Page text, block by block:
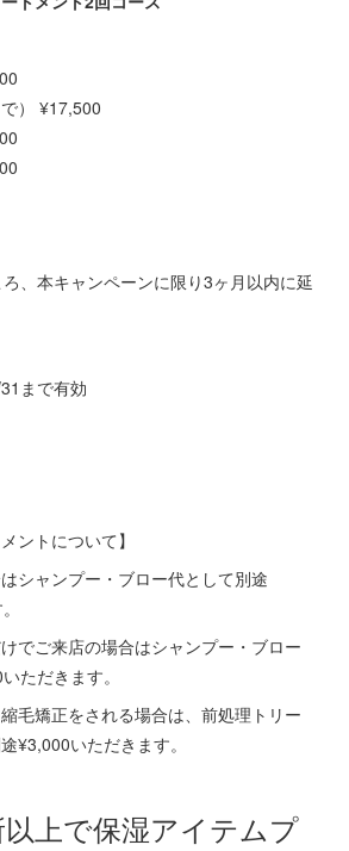
） ¥17,500
、本キャンペーンに限り3ヶ月以内に延
まで有効
ントについて】
シャンプー・ブロー代として別途
でご来店の場合はシャンプー・ブロー
ただきます。
毛矯正をされる場合は、前処理トリー
¥3,000いただきます。
上で保湿アイテムプ